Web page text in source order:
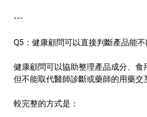
---
Q5：健康顧問可以直接判斷產品能
健康顧問可以協助整理產品成分、食
但不能取代醫師診斷或藥師的用藥交
較完整的方式是：